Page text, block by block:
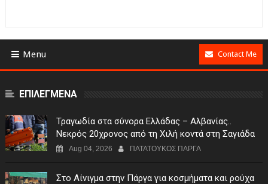
Menu Contact Me
ΕΠΙΛΕΓΜΕΝΑ
Τραγωδία στα σύνορα Ελλάδας – Αλβανίας..
Νεκρός 20χρονος από τη Χιλή κοντά στη Σαγιάδα
Aug 04, 2026 ΠΑΤΑΤΟΥΚΟΣ ΠΑΡΓΑ
Στο Αίνιγμα στην Πάργα για κοσμήματα και ρούχα